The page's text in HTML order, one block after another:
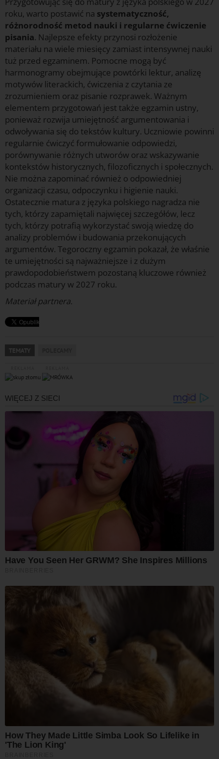
roku, warto postawić na systematyczność,
różnorodność metod nauki i regularne ćwiczenie
pisania. Najlepsze efekty przynosi rozłożenie
materiału na wiele miesięcy zamiast intensywnej nauki
tuż przed egzaminem. Pomocne mogą być
harmonogramy obejmujące powtórki lektur, analizę
motywów literackich, ćwiczenia z czytania ze
zrozumieniem oraz pisanie rozprawek. Ważnym
elementem przygotowań jest także egzamin ustny,
ponieważ rozwija umiejętność argumentowania i
odwoływania się do tekstów kultury. Uczniowie powinni
regularnie ćwiczyć formułowanie odpowiedzi,
porównywanie różnych utworów oraz wskazywanie
kontekstów historycznych, filozoficznych i społecznych.
Nie można zapominać również o odpowiedniej
organizacji czasu, odpoczynku i higienie nauki.
Ostatecznie matura z języka polskiego nagradza nie
tych, którzy zapamiętali najwięcej szczegółów, lecz
tych, którzy potrafią wykorzystać swoją wiedzę do
analizy problemów i budowania przekonujących
argumentów. Tegoroczny egzamin pokazał, że właśnie
te umiejętności są najważniejsze i z dużym
prawdopodobieństwem pozostaną kluczowe również
podczas matury w 2027 roku.
Materiał partnera.
TEMATY